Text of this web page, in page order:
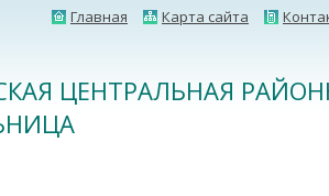
Главная Карта сайта
ЦЕНТРАЛЬНАЯ